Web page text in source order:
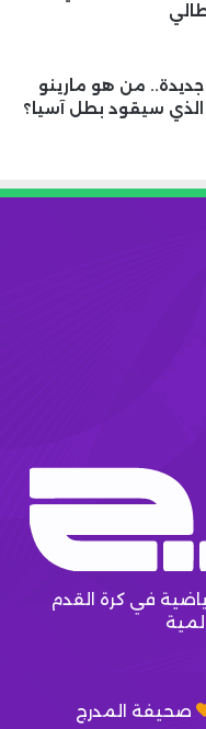
جديدة.. من هو مارينو
سيقود بطل آسيا؟
في كرة القدم
صحيفة المدرج